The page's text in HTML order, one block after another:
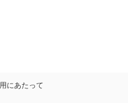
にあたって